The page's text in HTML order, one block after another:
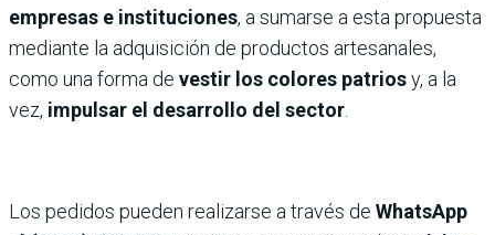
empresas e instituciones, a sumarse a esta propuesta
mediante la adquisición de productos artesanales,
como una forma de vestir los colores patriosy, a la
vez, impulsar el desarrollo del sector.
Los pedidos pueden realizarse a través de WhatsApp